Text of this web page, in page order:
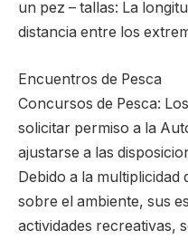
un pez – tallas: La
distancia entre los
Encuentros de Pesca
Concursos de Pesca:
solicitar permiso a la
ajustarse a las
Debido a la multiplicidad
sobre el ambiente, sus
actividades recreativas,